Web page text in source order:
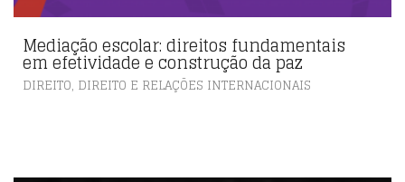
Mediação escolar: direitos fundamentais
em efetividade e construção da paz
DIREITO, DIREITO E RELAÇÕES INTERNACIONAIS